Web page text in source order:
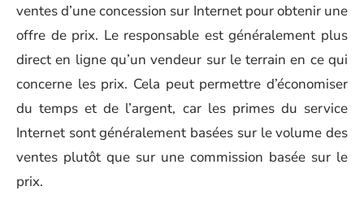
ventes d’une concession sur Internet pour obtenir une
offre de prix. Le responsable est généralement plus
direct en ligne qu’un vendeur sur le terrain en ce qui
concerne les prix. Cela peut permettre d’économiser
du temps et de l’argent, car les primes du service
Internet sont généralement basées sur le volume des
ventes plutôt que sur une commission basée sur le
prix.